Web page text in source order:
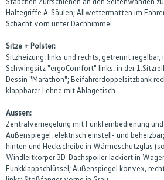
Haltegriffe A-Säulen; Allwettermatten im
Schacht vorn unter Dachhimmel
Sitze + Polster:
Sitzheizung, links und rechts, getrennt regelbar,
Schwingsitz "ergoComfort" links, in der
Dessin "Marathon"; Beifahrerdoppelsitzbank
klappbarer Lehne mit Ablagetisch
Aussen:
Zentralverriegelung mit Funkfernbedienung
Außenspiegel, elektrisch einstell- und
hinten und Heckscheibe in Wärmeschutzglas
Windleitkörper 3D-Dachspoiler lackiert in
Funkklappschlüssel; Außenspiegel konvex,